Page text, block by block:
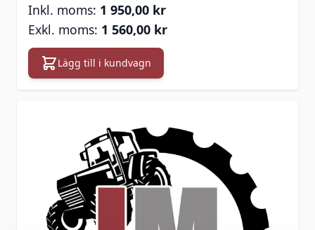
1 950,00 kr
1 560,00 kr
Lägg till i kundvagn